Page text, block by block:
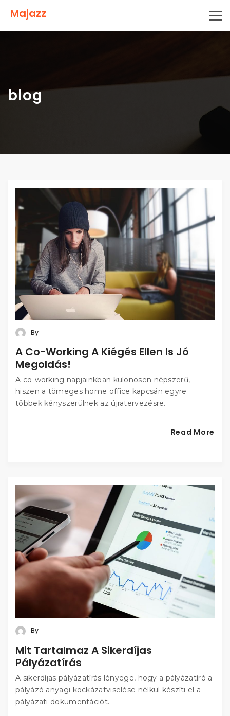
Majazz
blog
By
A Co-Working A Kiégés Ellen Is Jó
Megoldás!
A co-working napjainkban különösen népszerű,
hiszen a tömeges home office kapcsán egyre
többek kényszerülnek az újratervezésre.
Read More
By
Mit Tartalmaz A Sikerdíjas
Pályázatírás
A sikerdíjas pályázatírás lényege, hogy a pályázatíró a
pályázó anyagi kockázatviselése nélkül készíti el a
pályázati dokumentációt.